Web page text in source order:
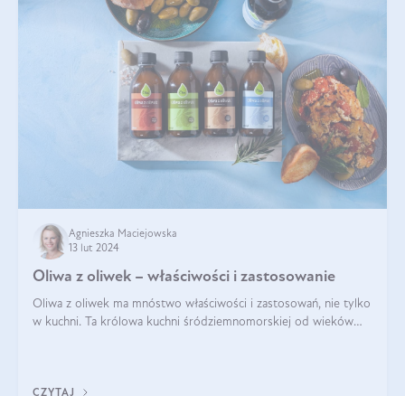
Agnieszka Maciejowska
13 lut 2024
Oliwa z oliwek – właściwości i zastosowanie
Oliwa z oliwek ma mnóstwo właściwości i zastosowań, nie tylko
w kuchni. Ta królowa kuchni śródziemnomorskiej od wieków
CZYTAJ